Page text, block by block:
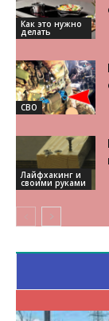
Как это нужно
делать
СВО
Лайфхакинг и
своими руками